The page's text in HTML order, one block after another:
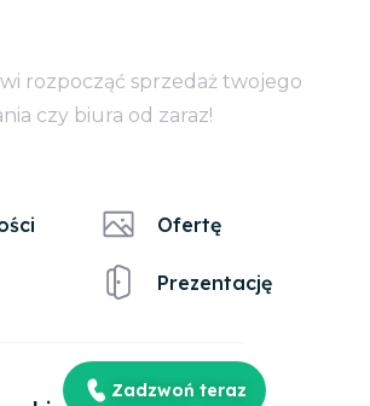
rozpocząć sprzedaż twojego
czy biura od zaraz!
Ofertę
Prezentację
Zadzwoń teraz